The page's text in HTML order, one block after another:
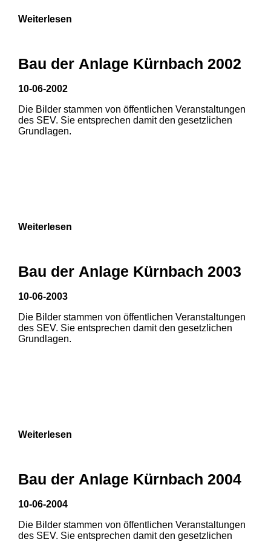
3
Weiterlesen
Bau der Anlage Kürnbach 2002
10-06-2002
Die Bilder stammen von öffentlichen Veranstaltungen
des SEV. Sie entsprechen damit den gesetzlichen
Grundlagen.
Weiterlesen
Bau der Anlage Kürnbach 2003
10-06-2003
Die Bilder stammen von öffentlichen Veranstaltungen
des SEV. Sie entsprechen damit den gesetzlichen
Grundlagen.
Weiterlesen
Bau der Anlage Kürnbach 2004
10-06-2004
Die Bilder stammen von öffentlichen Veranstaltungen
des SEV. Sie entsprechen damit den gesetzlichen